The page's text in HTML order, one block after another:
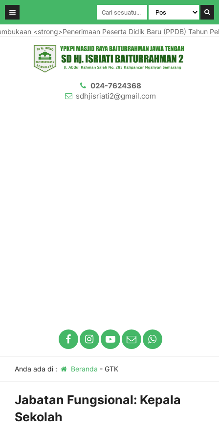
<strong>Penerimaan Peserta Didik Baru (PPDB) Tahun
024-7624368
sdhjisriati2@gmail.com
Anda ada di : Beranda - GTK
Jabatan Fungsional: Kepala
Sekolah